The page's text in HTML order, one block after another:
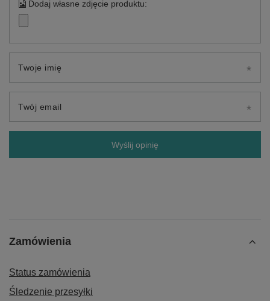
Dodaj własne zdjęcie produktu:
Twoje imię
Twój email
Wyślij opinię
Zamówienia
Status zamówienia
Śledzenie przesyłki